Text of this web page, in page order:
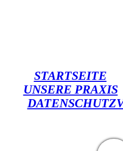
STARTSEITE
UNSERE PRAXIS